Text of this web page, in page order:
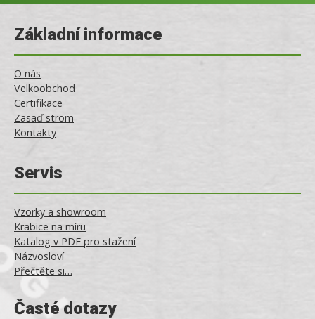
Základní informace
O nás
Velkoobchod
Certifikace
Zasaď strom
Kontakty
Servis
Vzorky a showroom
Krabice na míru
Katalog v PDF pro stažení
Názvosloví
Přečtěte si…
Časté dotazy